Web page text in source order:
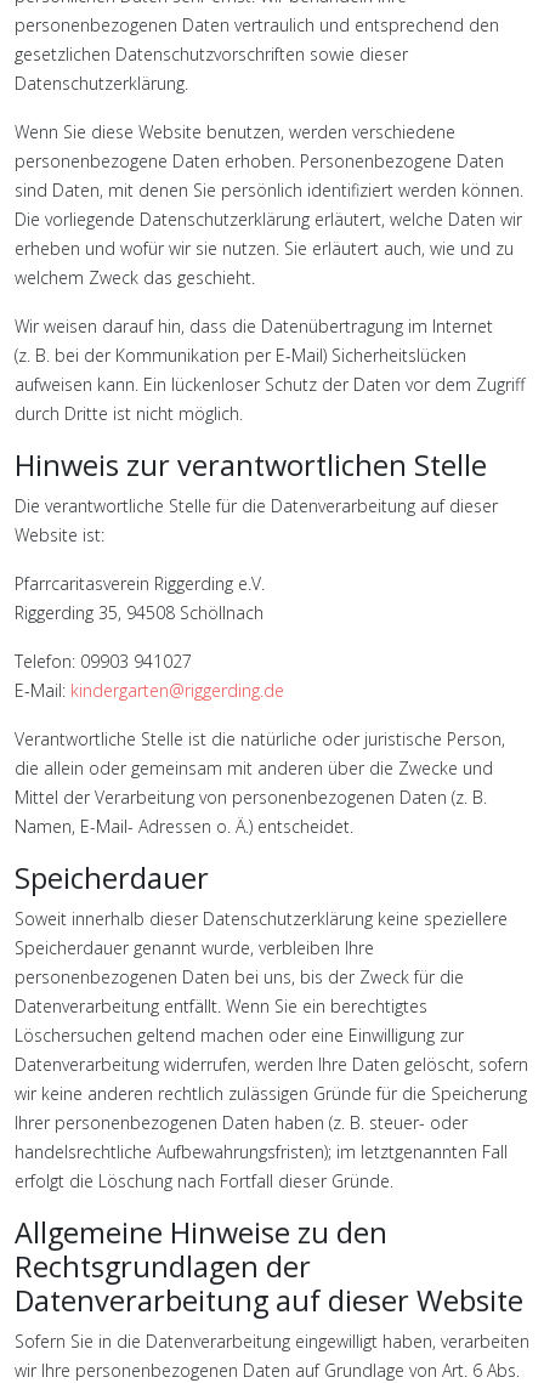
personenbezogenen Daten vertraulich und entsprechend den
gesetzlichen Datenschutzvorschriften sowie dieser
Datenschutzerklärung.
Wenn Sie diese Website benutzen, werden verschiedene
personenbezogene Daten erhoben. Personenbezogene Daten
sind Daten, mit denen Sie persönlich identifiziert werden können.
Die vorliegende Datenschutzerklärung erläutert, welche Daten wir
erheben und wofür wir sie nutzen. Sie erläutert auch, wie und zu
welchem Zweck das geschieht.
Wir weisen darauf hin, dass die Datenübertragung im Internet
(z. B. bei der Kommunikation per E-Mail) Sicherheitslücken
aufweisen kann. Ein lückenloser Schutz der Daten vor dem Zugriff
durch Dritte ist nicht möglich.
Hinweis zur verantwortlichen Stelle
Die verantwortliche Stelle für die Datenverarbeitung auf dieser
Website ist:
Pfarrcaritasverein Riggerding e.V.
Riggerding 35, 94508 Schöllnach
Telefon: 09903 941027
E-Mail: kindergarten@riggerding.de
Verantwortliche Stelle ist die natürliche oder juristische Person,
die allein oder gemeinsam mit anderen über die Zwecke und
Mittel der Verarbeitung von personenbezogenen Daten (z. B.
Namen, E-Mail- Adressen o. Ä.) entscheidet.
Speicherdauer
Soweit innerhalb dieser Datenschutzerklärung keine speziellere
Speicherdauer genannt wurde, verbleiben Ihre
personenbezogenen Daten bei uns, bis der Zweck für die
Datenverarbeitung entfällt. Wenn Sie ein berechtigtes
Löschersuchen geltend machen oder eine Einwilligung zur
Datenverarbeitung widerrufen, werden Ihre Daten gelöscht, sofern
wir keine anderen rechtlich zulässigen Gründe für die Speicherung
Ihrer personenbezogenen Daten haben (z. B. steuer- oder
handelsrechtliche Aufbewahrungsfristen); im letztgenannten Fall
erfolgt die Löschung nach Fortfall dieser Gründe.
Allgemeine Hinweise zu den
Rechtsgrundlagen der
Datenverarbeitung auf dieser Website
Sofern Sie in die Datenverarbeitung eingewilligt haben, verarbeiten
wir Ihre personenbezogenen Daten auf Grundlage von Art. 6 Abs.